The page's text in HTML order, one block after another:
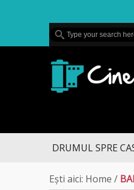
DRUMUL SPRE
Ești aici: Home /